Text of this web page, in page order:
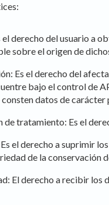
el derecho del usuario a
sobre el origen de
Es el derecho del
bajo el control de
datos de carácter
de tratamiento: Es el
el derecho a suprimir
de la conservación
El derecho a recibir los